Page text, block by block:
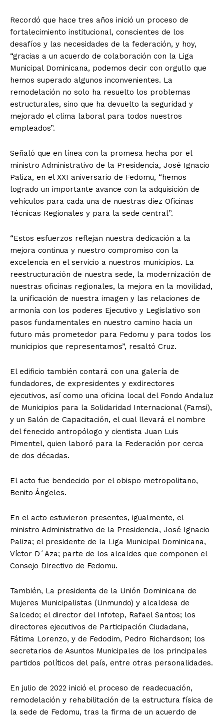
Recordó que hace tres años inició un proceso de
fortalecimiento institucional, conscientes de los
desafíos y las necesidades de la federación, y hoy,
“gracias a un acuerdo de colaboración con la Liga
Municipal Dominicana, podemos decir con orgullo que
hemos superado algunos inconvenientes. La
remodelación no solo ha resuelto los problemas
estructurales, sino que ha devuelto la seguridad y
mejorado el clima laboral para todos nuestros
empleados”.
Señaló que en línea con la promesa hecha por el
ministro Administrativo de la Presidencia, José Ignacio
Paliza, en el XXI aniversario de Fedomu, “hemos
logrado un importante avance con la adquisición de
vehículos para cada una de nuestras diez Oficinas
Técnicas Regionales y para la sede central”.
“Estos esfuerzos reflejan nuestra dedicación a la
mejora continua y nuestro compromiso con la
excelencia en el servicio a nuestros municipios. La
reestructuración de nuestra sede, la modernización de
nuestras oficinas regionales, la mejora en la movilidad,
la unificación de nuestra imagen y las relaciones de
armonía con los poderes Ejecutivo y Legislativo son
pasos fundamentales en nuestro camino hacia un
futuro más prometedor para Fedomu y para todos los
municipios que representamos”, resaltó Cruz.
El edificio también contará con una galería de
fundadores, de expresidentes y exdirectores
ejecutivos, así como una oficina local del Fondo Andaluz
de Municipios para la Solidaridad Internacional (Famsi),
y un Salón de Capacitación, el cual llevará el nombre
del fenecido antropólogo y cientista Juan Luis
Pimentel, quien laboró para la Federación por cerca
de dos décadas.
El acto fue bendecido por el obispo metropolitano,
Benito Ángeles.
En el acto estuvieron presentes, igualmente, el
ministro Administrativo de la Presidencia, José Ignacio
Paliza; el presidente de la Liga Municipal Dominicana,
Víctor D´Aza; parte de los alcaldes que componen el
Consejo Directivo de Fedomu.
También, La presidenta de la Unión Dominicana de
Mujeres Municipalistas (Unmundo) y alcaldesa de
Salcedo; el director del Infotep, Rafael Santos; los
directores ejecutivos de Participación Ciudadana,
Fátima Lorenzo, y de Fedodim, Pedro Richardson; los
secretarios de Asuntos Municipales de los principales
partidos políticos del país, entre otras personalidades.
En julio de 2022 inició el proceso de readecuación,
remodelación y rehabilitación de la estructura física de
la sede de Fedomu, tras la firma de un acuerdo de